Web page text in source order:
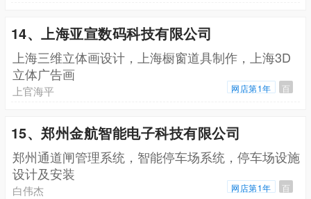
14、上海亚宣数码科技有限公司
上海三维立体画设计，上海橱窗道具制作，上海3D
立体广告画
上官海平 网店第1年 百
15、郑州金航智能电子科技有限公司
郑州通道闸管理系统，智能停车场系统，停车场设施
设计及安装
白伟杰 网店第1年 百